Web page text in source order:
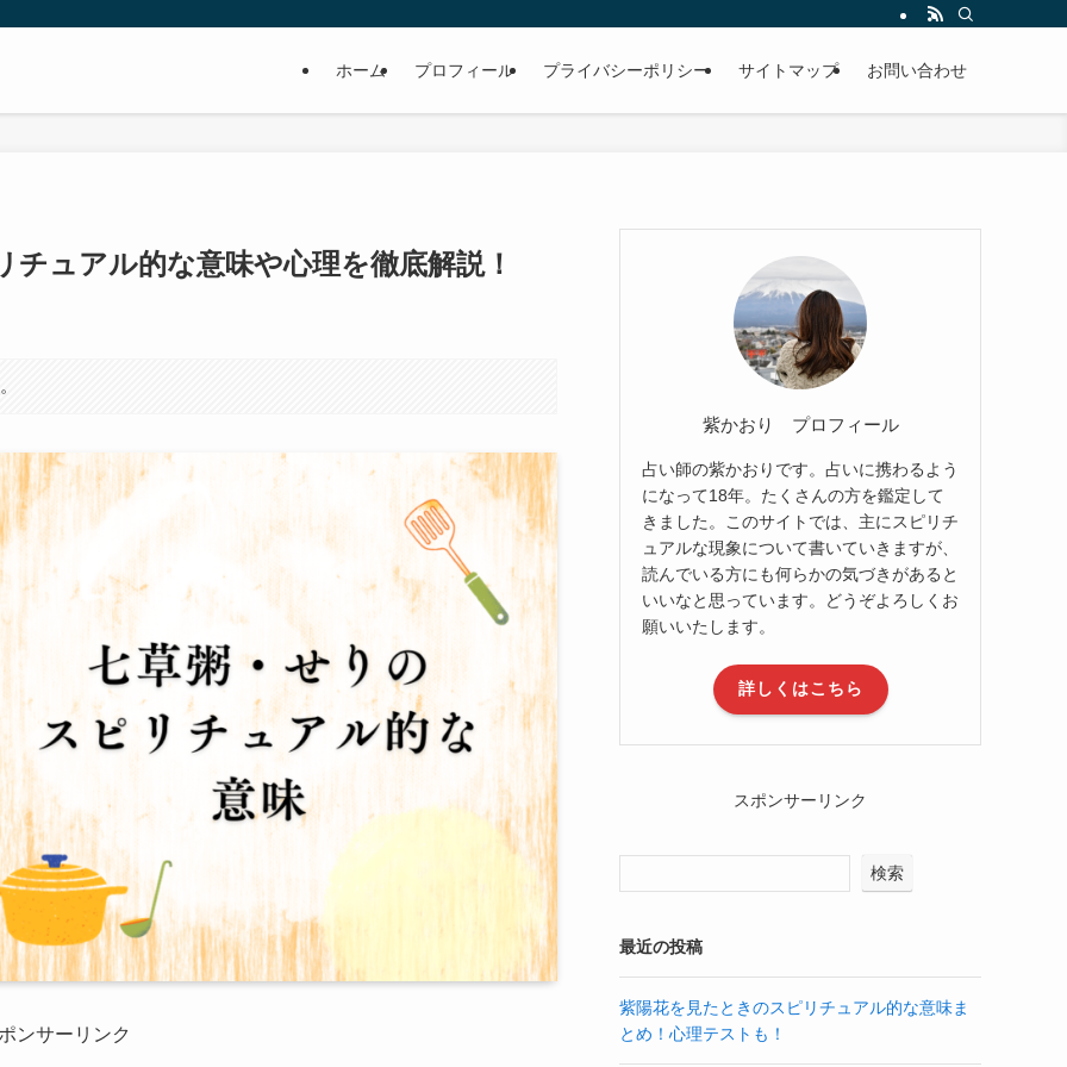
ホーム プロフィール プライバシーポリシー サイトマップ お問い合わせ
ュアル的な意味や心理を徹底解説！
ンサーリンク
紫かおり プロフィール
占い師の紫かおりです。占いに携わるよう
になって18年。たくさんの方を鑑定して
きました。このサイトでは、主にスピリチ
ュアルな現象について書いていきますが、
読んでいる方にも何らかの気づきがあると
いいなと思っています。どうぞよろしくお
願いいたします。
詳しくはこちら
スポンサーリンク
検索
最近の投稿
紫陽花を見たときのスピリチュアル的な意味ま
とめ！心理テストも！